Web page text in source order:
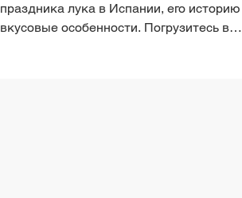
праздника лука в Испании, его историю
вкусовые особенности. Погрузитесь в